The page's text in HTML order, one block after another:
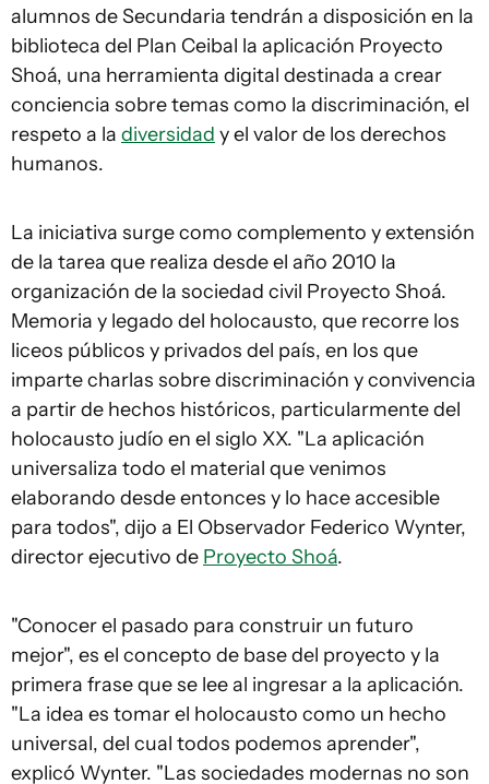
alumnos de Secundaria tendrán a disposición en la
biblioteca del Plan Ceibal la aplicación Proyecto
Shoá, una herramienta digital destinada a crear
conciencia sobre temas como la discriminación, el
respeto a la diversidad y el valor de los derechos
humanos.
La iniciativa surge como complemento y extensión
de la tarea que realiza desde el año 2010 la
organización de la sociedad civil Proyecto Shoá.
Memoria y legado del holocausto, que recorre los
liceos públicos y privados del país, en los que
imparte charlas sobre discriminación y convivencia
a partir de hechos históricos, particularmente del
holocausto judío en el siglo XX. "La aplicación
universaliza todo el material que venimos
elaborando desde entonces y lo hace accesible
para todos", dijo a El Observador Federico Wynter,
director ejecutivo de Proyecto Shoá.
"Conocer el pasado para construir un futuro
mejor", es el concepto de base del proyecto y la
primera frase que se lee al ingresar a la aplicación.
"La idea es tomar el holocausto como un hecho
universal, del cual todos podemos aprender",
explicó Wynter. "Las sociedades modernas no son